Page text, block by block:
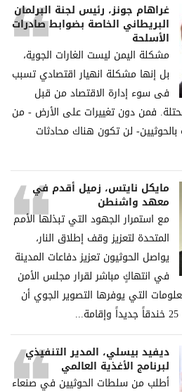
غراھام جونز، رئیس لجنة البرلمان
البریطاني الخاصة بضوابط صادرات
الأسلحة
مشكلة الیمن لیست الغارات الجویة،
بل إنھا مشكلة انھیار اقتصادي تسبب
فی سوء إدارة الاقتصاد من قبل
فمن دون تغییرات على الأرض - من
لن تكون ھناك محادثات
مايكل نايتس، زميل أقدم في
معهد واشنطن
مع استمرار الجهود التي تبذلها الأمم
المتحدة لتعزيز وقف إطلاق النار،
يواصل الحوثيون تعزيز دفاعات المدينة
في انتهاكٍ مباشر لقرار مجلس الأمن
وتظهر المعلومات التي يوفرها التصوير الجوي أن
ديفيد بيسلي، المدير التنفيذي
لبرنامج الأغذية العالمي
أطلب من سلطات الحوثيين في صنعاء